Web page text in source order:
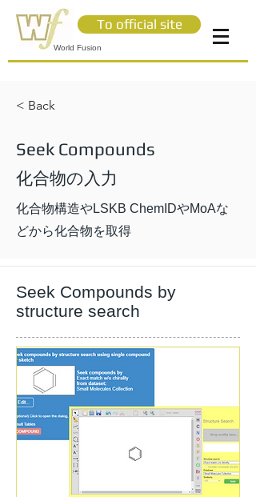
World Fusion
To official site
< Back
Seek Compounds
化合物の入力
化合物構造やLSKB ChemIDやMoAな
どから化合物を取得
Seek Compounds by
structure search